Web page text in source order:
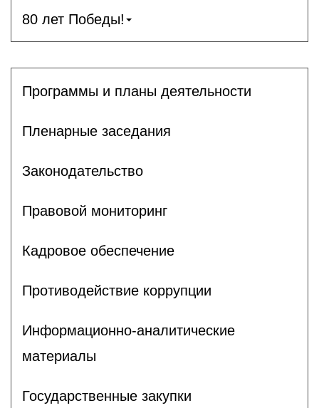
80 лет Победы!
Программы и планы деятельности
Пленарные заседания
Законодательство
Правовой мониторинг
Кадровое обеспечение
Противодействие коррупции
Информационно-аналитические
материалы
Государственные закупки